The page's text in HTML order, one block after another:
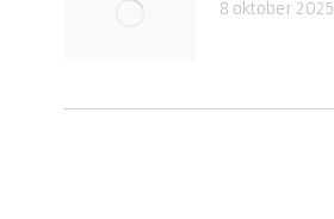
8 oktober 2025